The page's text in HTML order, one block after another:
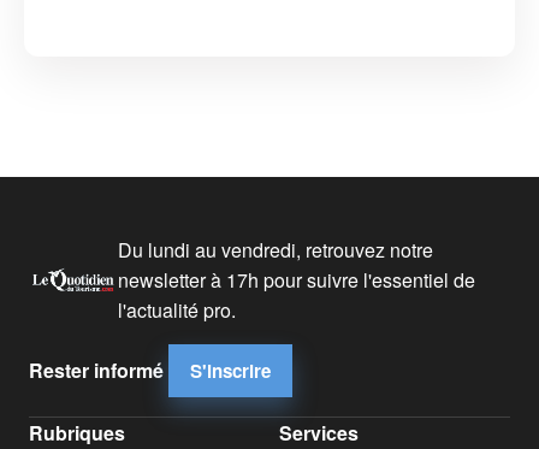
Du lundi au vendredi, retrouvez notre
newsletter à 17h pour suivre l'essentiel de
l'actualité pro.
Rester informé S'inscrire
Rubriques Services